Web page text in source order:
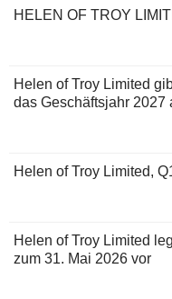
HELEN OF TROY
Helen of Troy Limited
das Geschäftsjahr 2027
Helen of Troy Limited,
Helen of Troy Limited
zum 31. Mai 2026 vor